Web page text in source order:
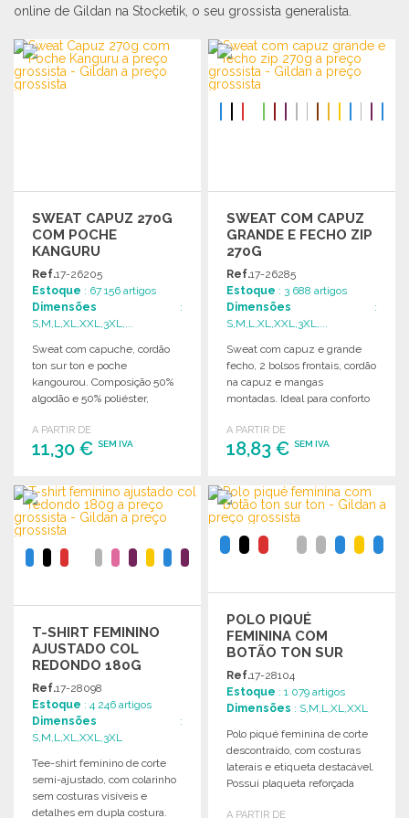
online de Gildan na Stocketik, o seu grossista generalista.
SWEAT CAPUZ 270G
COM POCHE
KANGURU
Ref.17-26205
Estoque : 67 156 artigos
Dimensões :
S,M,L,XL,XXL,3XL,...
Sweat com capuche, cordão
ton sur ton e poche
kangourou. Composição 50%
algodão e 50% poliéster,
A PARTIR DE
11,30 € SEM IVA
ENCOMENDAR
Solicitar um orçamento
SWEAT COM CAPUZ
GRANDE E FECHO ZIP
270G
Ref.17-26285
Estoque : 3 688 artigos
Dimensões :
S,M,L,XL,XXL,3XL,...
Sweat com capuz e grande
fecho, 2 bolsos frontais, cordão
na capuz e mangas
montadas. Ideal para conforto
A PARTIR DE
18,83 €SEM IVA
ENCOMENDAR
Solicitar um orçamento
T-SHIRT FEMININO
AJUSTADO COL
REDONDO 180G
Ref.17-28098
Estoque : 4 246 artigos
Dimensões :
S,M,L,XL,XXL,3XL
Tee-shirt feminino de corte
semi-ajustado, com colarinho
sem costuras visíveis e
detalhes em dupla costura.
POLO PIQUÉ
FEMININA COM
BOTÃO TON SUR
TON
Ref.17-28104
Estoque : 1 079 artigos
Dimensões : S,M,L,XL,XXL
Polo piqué feminina de corte
descontraído, com costuras
laterais e etiqueta destacável.
Possui plaqueta reforçada
A PARTIR DE